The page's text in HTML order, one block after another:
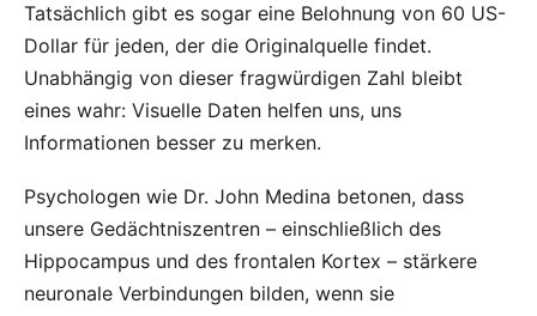
Tatsächlich gibt es sogar eine Belohnung von 60 US-
Dollar für jeden, der die Originalquelle findet.
Unabhängig von dieser fragwürdigen Zahl bleibt
eines wahr: Visuelle Daten helfen uns, uns
Informationen besser zu merken.
Psychologen wie Dr. John Medina betonen, dass
unsere Gedächtniszentren – einschließlich des
Hippocampus und des frontalen Kortex – stärkere
neuronale Verbindungen bilden, wenn sie